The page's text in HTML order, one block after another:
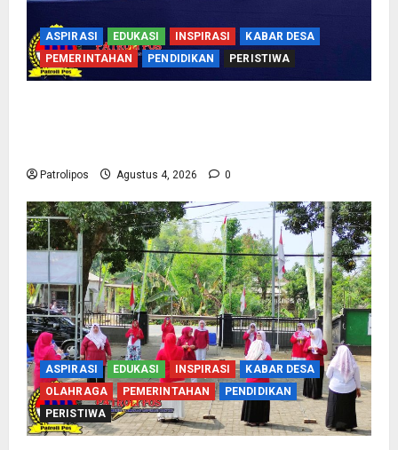
ASPIRASI EDUKASI INSPIRASI
KABAR DESA
PEMERINTAHAN
PENDIDIKAN PERISTIWA
Patrolipos Agustus 4, 2026 0
ASPIRASI EDUKASI INSPIRASI
KABAR DESA
OLAHRAGA
PEMERINTAHAN
PENDIDIKAN
PERISTIWA